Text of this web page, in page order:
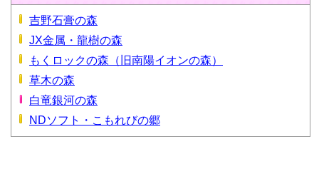
吉野石膏の森
JX金属・龍樹の森
もくロックの森（旧南陽イオンの森）
草木の森
白竜銀河の森
NDソフト・こもれびの郷